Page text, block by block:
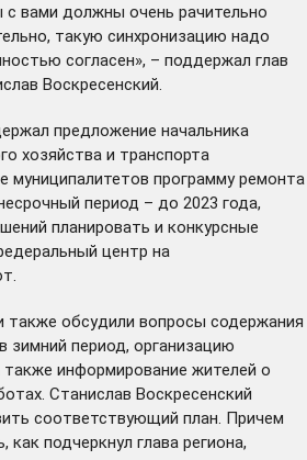
вами должны очень рачительно
такую синхронизацию надо
согласен», – поддержал глав
Воскресенский.
предложение начальника
хозяйства и транспорта
муниципалитетов программу ремонта
период – до 2023 года,
планировать и конкурсные
центр на
также обсудили вопросы содержания
зимний период, организацию
также информирование жителей о
Станислав Воскресенский
соответствующий план. Причем
подчеркнул глава региона,